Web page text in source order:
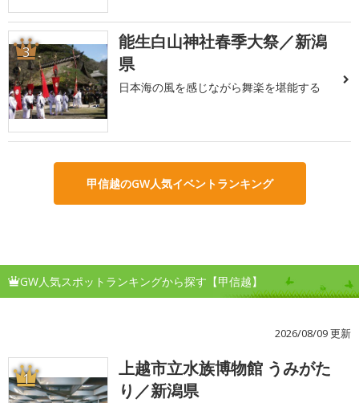
3
能生白山神社春季大祭／新潟
県
日本海の風を感じながら舞楽を堪能する
甲信越のGW人気イベントランキング
GW人気スポットランキングから探す【甲信越】
2026/08/09 更新
1
上越市立水族博物館 うみがた
り／新潟県